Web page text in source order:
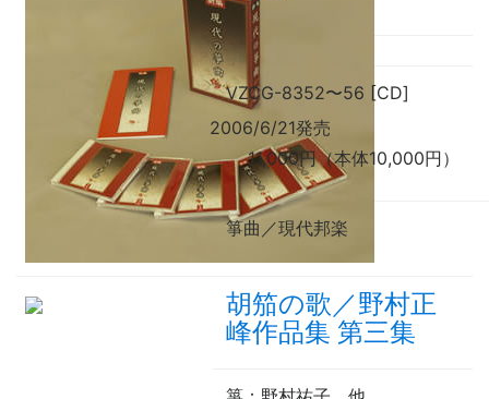
VZCG-8352〜56 [CD]
2006/6/21発売
11,000円（本体10,000円）
箏曲／現代邦楽
胡笳の歌／野村正
峰作品集 第三集